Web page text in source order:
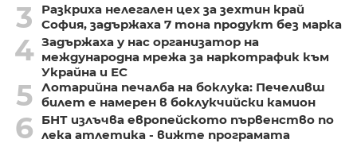
3
Разкриха нелегален цех за зехтин край
София, задържаха 7 тона продукт без марка
4 Задържаха у нас организатор на
международна мрежа за наркотрафик към
Украйна и ЕС
5 Лотарийна печалба на боклука: Печеливш
билет е намерен в боклукчийски камион
6
БНТ излъчва европейското първенство по
лека атлетика - вижте програмата